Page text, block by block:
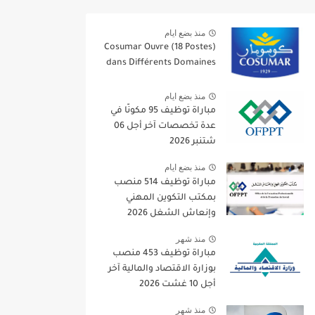
منذ بضع ايام
Cosumar Ouvre (18 Postes)
dans Différents Domaines
منذ بضع ايام
مباراة توظيف 95 مكونًا في
عدة تخصصات آخر أجل 06
شتنبر 2026
منذ بضع ايام
مباراة توظيف 514 منصب
بمكتب التكوين المهني
وإنعاش الشغل 2026
منذ شهر
مباراة توظيف 453 منصب
بوزارة الاقتصاد والمالية آخر
أجل 10 غشت 2026
منذ شهر